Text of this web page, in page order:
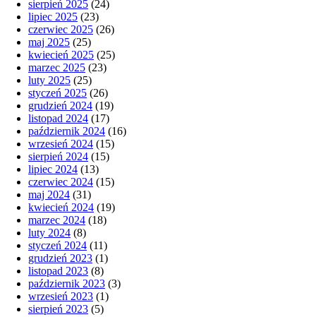
sierpień 2025 (24)
lipiec 2025 (23)
czerwiec 2025 (26)
maj 2025 (25)
kwiecień 2025 (25)
marzec 2025 (23)
luty 2025 (25)
styczeń 2025 (26)
grudzień 2024 (19)
listopad 2024 (17)
październik 2024 (16)
wrzesień 2024 (15)
sierpień 2024 (15)
lipiec 2024 (13)
czerwiec 2024 (15)
maj 2024 (31)
kwiecień 2024 (19)
marzec 2024 (18)
luty 2024 (8)
styczeń 2024 (11)
grudzień 2023 (1)
listopad 2023 (8)
październik 2023 (3)
wrzesień 2023 (1)
sierpień 2023 (5)